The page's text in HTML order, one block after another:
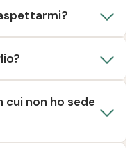
cui non ho sede